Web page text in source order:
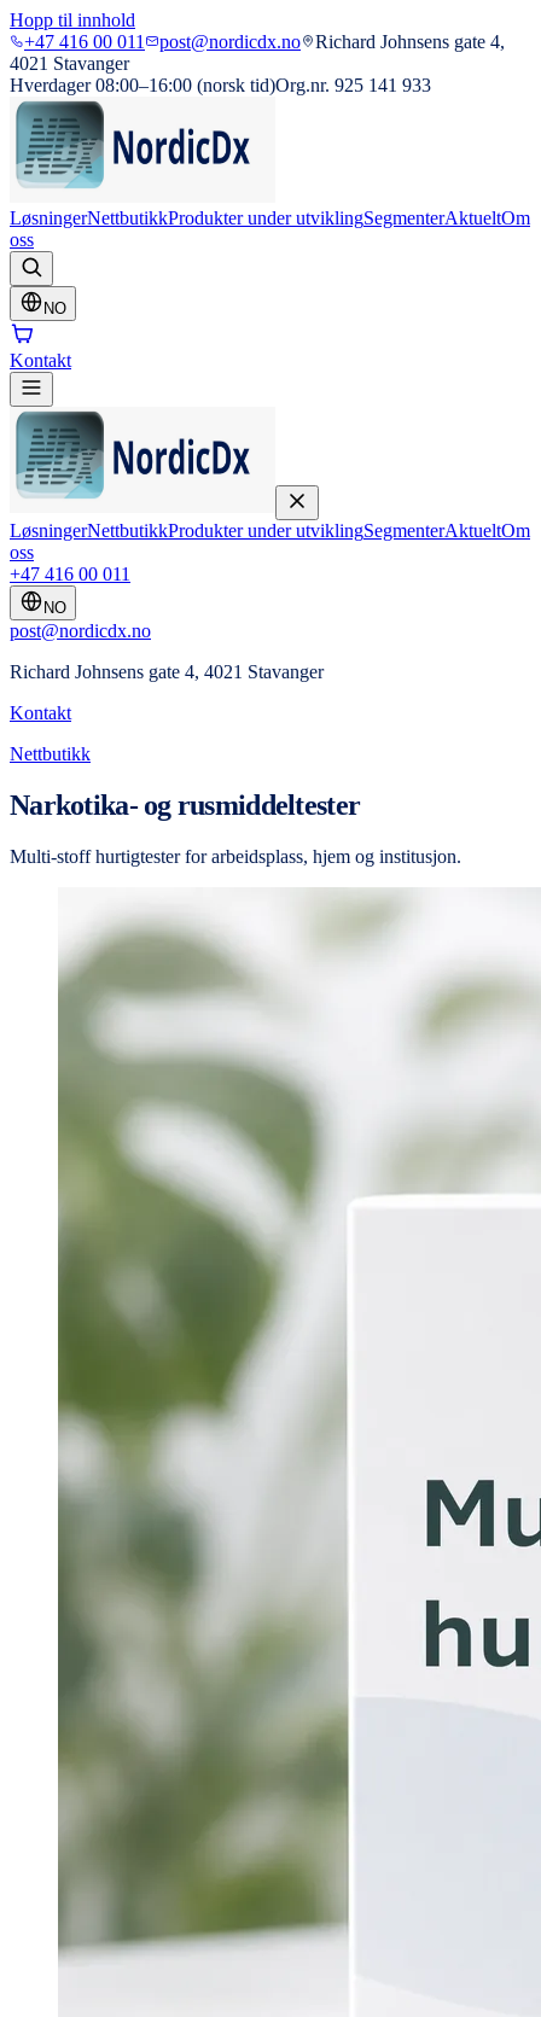
Hopp til innhold
+47 416 00 011
post@nordicdx.no
Richard Johnsens gate 4,
4021 Stavanger
Hverdager 08:00–16:00 (norsk tid)Org.nr. 925 141 933
LøsningerNettbutikkProdukter under utviklingSegmenterAktueltOm
oss
NO
Kontakt
LøsningerNettbutikkProdukter under utviklingSegmenterAktueltOm
oss
+47 416 00 011
NO
post@nordicdx.no
Richard Johnsens gate 4, 4021 Stavanger
Kontakt
Nettbutikk
Narkotika- og rusmiddeltester
Multi-stoff hurtigtester for arbeidsplass, hjem og institusjon.